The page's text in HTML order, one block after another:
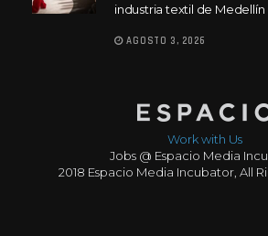
industria textil de Medellín
AGOSTO 3, 2026
Work with Us
Jobs @ Espacio Media
2018 Espacio Media Incubator, All